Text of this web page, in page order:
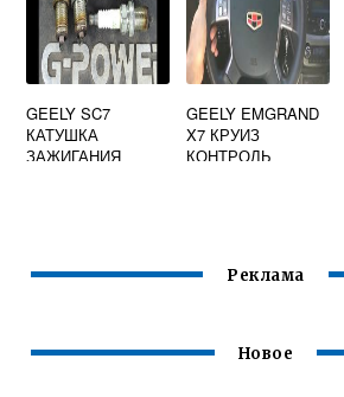
GEELY SC7
КАТУШКА
ЗАЖИГАНИЯ
GEELY EMGRAND
X7 КРУИЗ
КОНТРОЛЬ
Реклама
Новое